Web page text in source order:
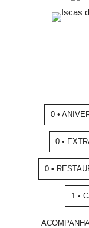
0 •
0 •
0 •
1 •